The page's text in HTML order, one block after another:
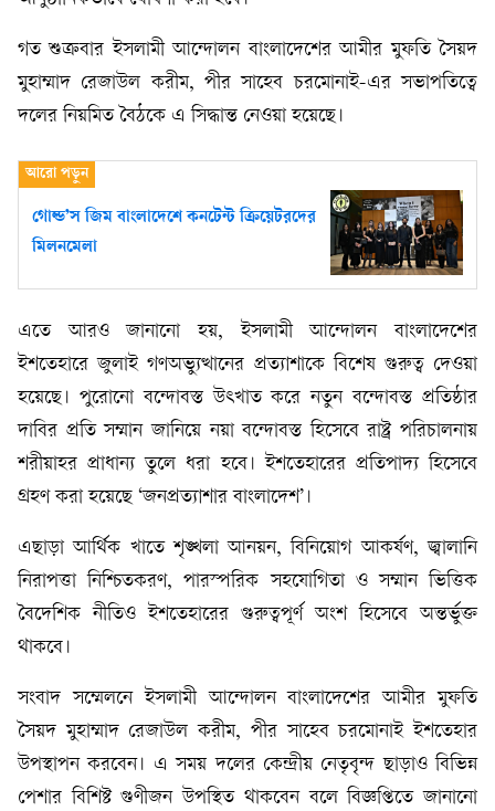
গত শুক্রবার ইসলামী আন্দোলন বাংলাদেশের আমীর মুফতি সৈয়দ
মুহাম্মাদ রেজাউল করীম, পীর সাহেব চরমোনাই-এর সভাপতিত্বে
দলের নিয়মিত বৈঠকে এ সিদ্ধান্ত নেওয়া হয়েছে।
গোল্ড’স জিম বাংলাদেশে কনটেন্ট ক্রিয়েটরদের
মিলনমেলা
এতে আরও জানানো হয়, ইসলামী আন্দোলন বাংলাদেশের
ইশতেহারে জুলাই গণঅভ্যুত্থানের প্রত্যাশাকে বিশেষ গুরুত্ব দেওয়া
হয়েছে। পুরোনো বন্দোবস্ত উৎখাত করে নতুন বন্দোবস্ত প্রতিষ্ঠার
দাবির প্রতি সম্মান জানিয়ে নয়া বন্দোবস্ত হিসেবে রাষ্ট্র পরিচালনায়
শরীয়াহর প্রাধান্য তুলে ধরা হবে। ইশতেহারের প্রতিপাদ্য হিসেবে
গ্রহণ করা হয়েছে ‘জনপ্রত্যাশার বাংলাদেশ’।
এছাড়া আর্থিক খাতে শৃঙ্খলা আনয়ন, বিনিয়োগ আকর্ষণ, জ্বালানি
নিরাপত্তা নিশ্চিতকরণ, পারস্পরিক সহযোগিতা ও সম্মান ভিত্তিক
বৈদেশিক নীতিও ইশতেহারের গুরুত্বপূর্ণ অংশ হিসেবে অন্তর্ভুক্ত
থাকবে।
সংবাদ সম্মেলনে ইসলামী আন্দোলন বাংলাদেশের আমীর মুফতি
সৈয়দ মুহাম্মাদ রেজাউল করীম, পীর সাহেব চরমোনাই ইশতেহার
উপস্থাপন করবেন। এ সময় দলের কেন্দ্রীয় নেতৃবৃন্দ ছাড়াও বিভিন্ন
পেশার বিশিষ্ট গুণীজন উপস্থিত থাকবেন বলে বিজ্ঞপ্তিতে জানানো